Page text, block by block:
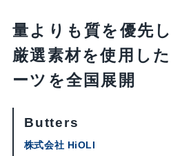
量よりも質を優先し
厳選素材を使用し
ーツを全国展開
Butters
株式会社 HiOLI